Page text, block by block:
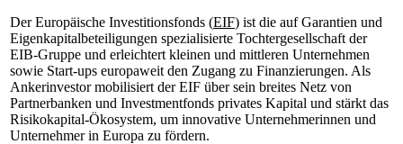
Der Europäische Investitionsfonds (EIF) ist die auf Garantien und
Eigenkapitalbeteiligungen spezialisierte Tochtergesellschaft der
EIB-Gruppe und erleichtert kleinen und mittleren Unternehmen
sowie Start-ups europaweit den Zugang zu Finanzierungen. Als
Ankerinvestor mobilisiert der EIF über sein breites Netz von
Partnerbanken und Investmentfonds privates Kapital und stärkt das
Risikokapital-Ökosystem, um innovative Unternehmerinnen und
Unternehmer in Europa zu fördern.